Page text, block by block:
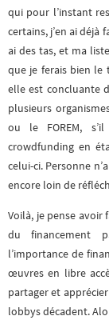
qui pour l’instant
certains, j’en ai déjà
ai des tas, et ma
que je ferais bien le
elle est concluante
plusieurs
ou le FOREM,
crowdfunding en
celui-ci. Personne
encore loin de
Voilà, je pense
du financement
l’importance de
œuvres en libre
partager et
lobbys décadent.